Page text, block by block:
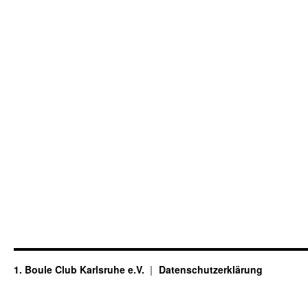
1. Boule Club Karlsruhe e.V. Datenschutzerklärung